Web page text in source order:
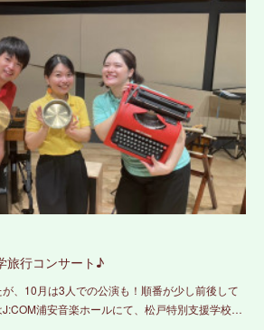
旅行コンサート♪
、10月は3人での公演も！順番が少し前後して
浦安音楽ホールにて、松戸特別支援学校…